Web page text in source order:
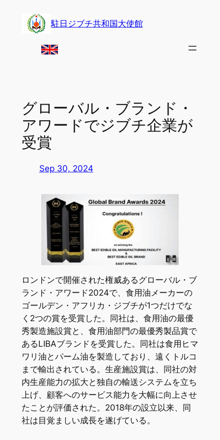
content
駐日ジブチ共和国大使館
グローバル・ブランド・
アワードでジブチ企業が
受賞
Sep 30, 2024
ロンドンで開催された権威あるグローバル・ブ
ランド・アワード2024で、食用油メーカーの
ゴールデン・アフリカ・ジブチが1つだけでな
く2つの賞を受賞した。同社は、食用油の最優
秀製造施設賞と、食用油部門の最優秀製品賞で
あるLIBAブランドを受賞した。同社は食用ヒマ
ワリ油とパーム油を製造しており、遠くトルコ
まで輸出されている。生産施設賞は、同社の対
内生産能力の拡大と独自の輸送システムを立ち
上げ、顧客へのサービス能力を大幅に向上させ
たことが評価された。2018年の設立以来、同
社は目覚ましい成長を遂げている。